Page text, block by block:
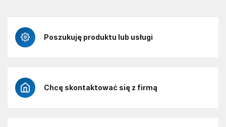
Poszukuję produktu lub usługi
Chcę skontaktować się z firmą